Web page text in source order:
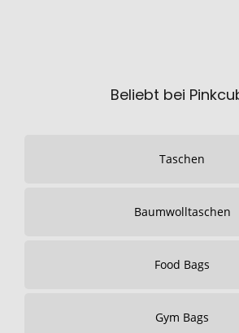
Beliebt bei
Taschen
Baumwolltaschen
Food Bags
Gym Bags